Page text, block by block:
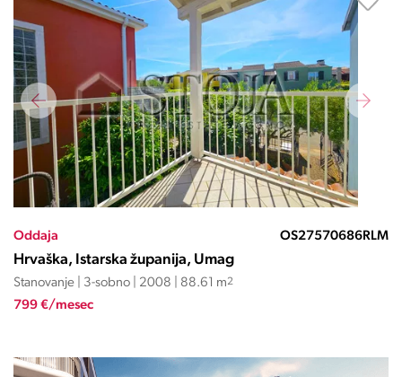
Oddaja OS27570686RLM
Hrvaška, Istarska županija, Umag
Stanovanje | 3-sobno | 2008 | 88.61 m2
799 €/mesec